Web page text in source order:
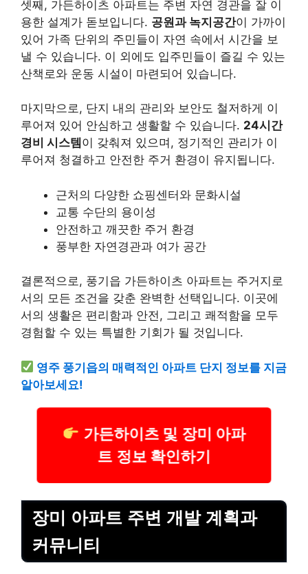
셋째, 가든하이츠 아파트는 주변 자연 경관을 잘 이
용한 설계가 돋보입니다. 공원과 녹지공간이 가까이
있어 가족 단위의 주민들이 자연 속에서 시간을 보
낼 수 있습니다. 이 외에도 입주민들이 즐길 수 있는
산책로와 운동 시설이 마련되어 있습니다.
마지막으로, 단지 내의 관리와 보안도 철저하게 이
루어져 있어 안심하고 생활할 수 있습니다. 24시간
경비 시스템 이 갖춰져 있으며, 정기적인 관리가 이
루어져 청결하고 안전한 주거 환경이 유지됩니다.
근처의 다양한 쇼핑센터와 문화시설
교통 수단의 용이성
안전하고 깨끗한 주거 환경
풍부한 자연경관과 여가 공간
결론적으로, 풍기읍 가든하이츠 아파트는 주거지로
서의 모든 조건을 갖춘 완벽한 선택입니다. 이곳에
서의 생활은 편리함과 안전, 그리고 쾌적함을 모두
경험할 수 있는 특별한 기회가 될 것입니다.
영주 풍기읍의 매력적인 아파트 단지 정보를 지금
알아보세요!
가든하이츠 및 장미 아파
트 정보 확인하기
장미 아파트 주변 개발 계획과
커뮤니티